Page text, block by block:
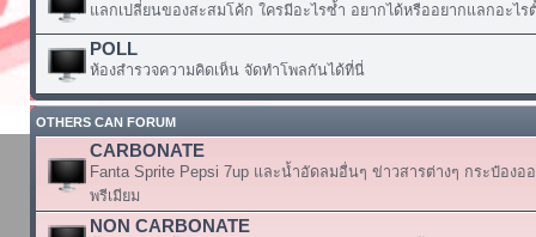
แลกเปลี่ยนของสะสมโค้ก ใครมีอะไรซ้ำ อยากได้หรืออยากแลกอะไร
POLL
ห้องสำรวจความคิดเห็น จัดทำโพลกันได้ที่นี่
OTHERS CAN FORUM
CARBONATE
Fanta Sprite Pepsi 7up และน้ำอัดลมอื่นๆ ข่าวสารต่างๆ กระป๋องอ
พรีเมียม
NON CARBONATE